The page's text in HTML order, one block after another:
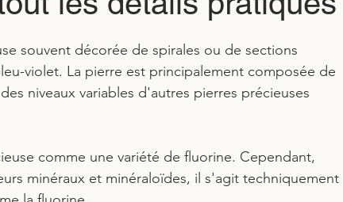
souvent décorée de spirales ou de sections
violet. La pierre est principalement composée de
niveaux variables d'autres pierres précieuses
comme une variété de fluorine. Cependant,
minéraux et minéraloïdes, il s'agit techniquement